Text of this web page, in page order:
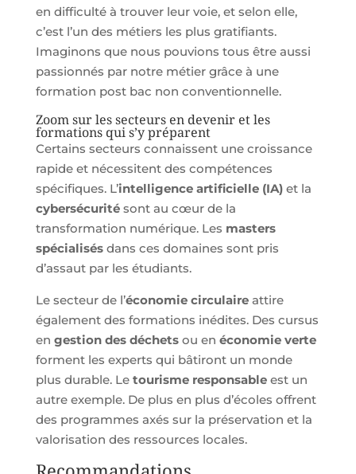
en difficulté à trouver leur voie, et selon elle,
c’est l’un des métiers les plus gratifiants.
Imaginons que nous pouvions tous être aussi
passionnés par notre métier grâce à une
formation post bac non conventionnelle.
Zoom sur les secteurs en devenir et les
formations qui s’y préparent
Certains secteurs connaissent une croissance
rapide et nécessitent des compétences
spécifiques. L’intelligence artificielle (IA)et la
cybersécuritésont au cœur de la
transformation numérique. Les masters
spécialisésdans ces domaines sont pris
d’assaut par les étudiants.
Le secteur de l’économie circulaireattire
également des formations inédites. Des cursus
en gestion des déchetsou en économie verte
forment les experts qui bâtiront un monde
plus durable. Le tourisme responsableest un
autre exemple. De plus en plus d’écoles offrent
des programmes axés sur la préservation et la
valorisation des ressources locales.